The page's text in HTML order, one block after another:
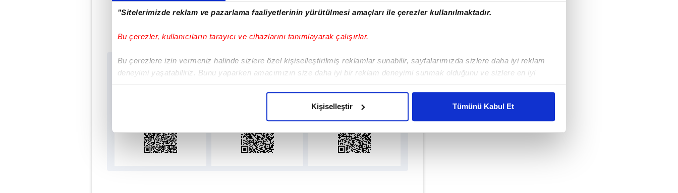
"Sitelerimizde reklam ve pazarlama faaliyetlerinin yürütülmesi amaçları ile çerezler kullanılmaktadır.
Bu çerezler, kullanıcıların tarayıcı ve cihazlarını tanımlayarak çalışırlar.
Bu çerezlere izin vermeniz halinde sizlere özel kişiselleştirilmiş reklamlar sunabilir, sayfalarımızda sizlere daha iyi reklam
deneyimi yaşatabiliriz. Bunu yaparken amacımızın size daha iyi bir reklam deneyimi sunmak olduğunu ve sizlere en iyi
içerikleri sunabilmek adına elimizden gelen çabayı gösterdiğimizi ve bu noktada, reklamların maliyetlerimizi karşılamak
noktasında tek gelir kalemimiz olduğunu sizlere hatırlatmak isteriz.
Her halükârda, kullanıcılar, bu çerezlere izin vermedikleri takdirde, kullanıcılara hedefli reklamlar gösterilmeyecektir."
Sizlere daha iyi bir hizmet sunabilmek için İnternet Sitemizde kendimize ve üçüncü kişilere ait çerezler kullanılmaktadır. Bu
Kişiselleştir Tümünü Kabul Et
Sabah.com.tr Uygulamamızı İndirin
Uygulamalara Özel Ayrıcalıkları Keşfedin!